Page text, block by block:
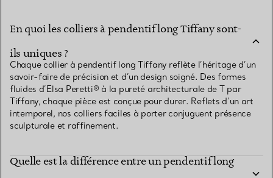
En quoi les colliers à pendentif long Tiffany sont-
ils uniques ?
Chaque collier à pendentif long Tiffany reflète l’héritage d’un
savoir-faire de précision et d’un design soigné. Des formes
fluides d’Elsa Peretti® à la pureté architecturale de T par
Tiffany, chaque pièce est conçue pour durer. Reflets d’un art
intemporel, nos colliers faciles à porter conjuguent présence
sculpturale et raffinement.
Quelle est la différence entre un pendentif long